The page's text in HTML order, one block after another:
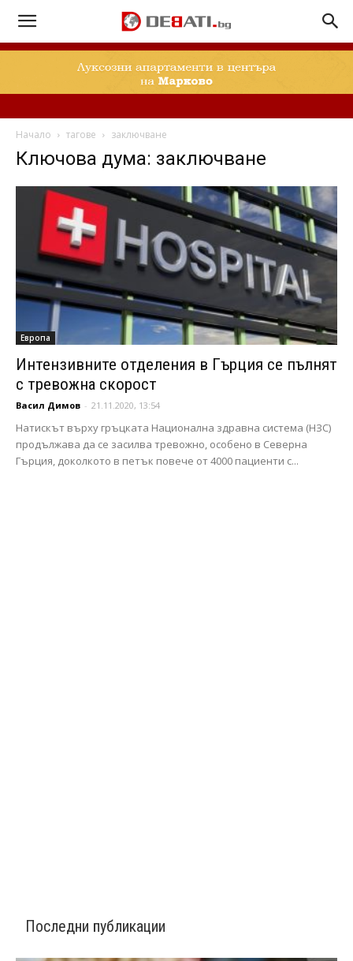
Начало тагове заключване
Ключова дума: заключване
Европа
Интензивните отделения в Гърция се пълнят
с тревожна скорост
Васил Димов - 21.11.2020, 13:54
Натискът върху гръцката Национална здравна система (НЗС)
продължава да се засилва тревожно, особено в Северна
Гърция, доколкото в петък повече от 4000 пациенти с...
Последни публикации